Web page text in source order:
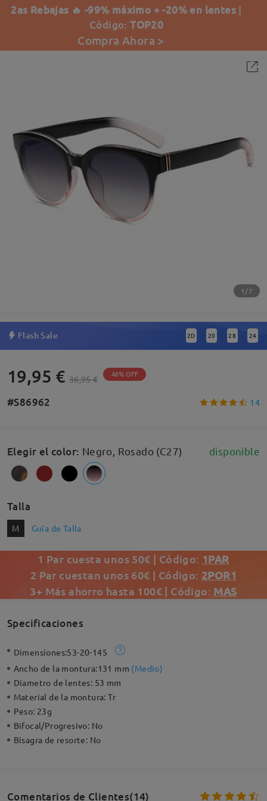
2as Rebajas 🔥 -99% máximo + -20% en lentes |
Código:TOP20
Compra Ahora >
1/7
Flash Sale 2D : 20 : 28 : 24
19,95 € 36,95 € 46% OFF
#S86962 14
Elegir el color: Negro, Rosado (C27) disponible
Talla
M Guía de Talla
1 Par cuesta unos 50€ | Código: 1PAR
2 Par cuestan unos 60€ | Código: 2POR1
3+ Más ahorro hasta 100€ | Código: MAS
Specificaciones
Dimensiones:53-20-145
Ancho de la montura:131 mm (Medio)
Diametro de lentes: 53 mm
Material de la montura:Tr
Peso: 23g
Bifocal/Progresivo: No
Bisagra de resorte: No
Comentarios de Clientes(14)